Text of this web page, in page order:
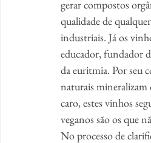
gerar compostos
qualidade de
industriais. Já os
educador, fundador
da euritmia. Por seu
naturais mineralizam
caro, estes vinhos
veganos são os que
No processo de